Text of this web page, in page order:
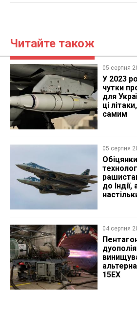
Читайте також
05 серпня
У 2023
чутки
для
ці
самим
05 серпня
до
04 серпня
15EX